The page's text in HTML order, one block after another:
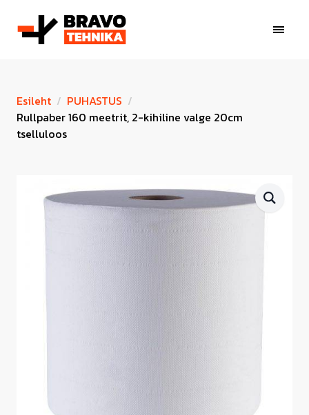
Esileht
PUHASTUS
Rullpaber 160 meetrit, 2-kihiline valge 20cm
tselluloos